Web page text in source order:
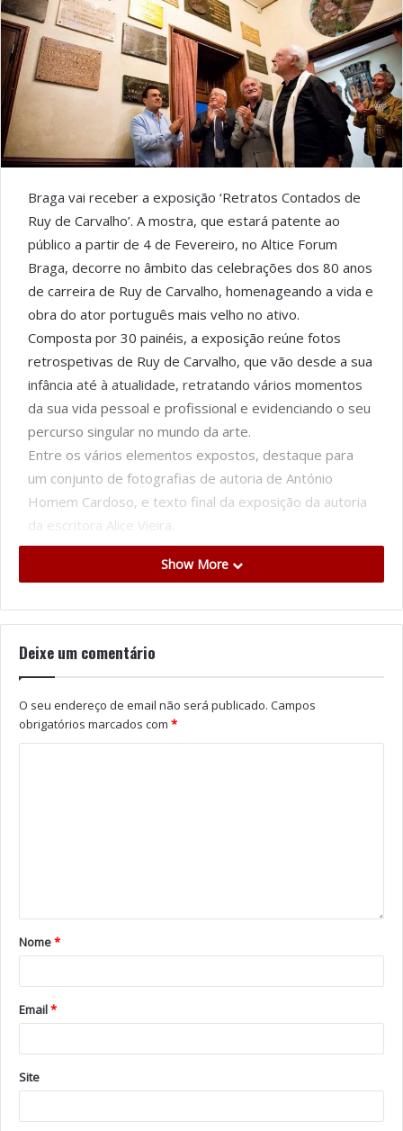
Braga vai receber a exposição ‘Retratos Contados de
Ruy de Carvalho’. A mostra, que estará patente ao
público a partir de 4 de Fevereiro, no Altice Forum
Braga, decorre no âmbito das celebrações dos 80 anos
de carreira de Ruy de Carvalho, homenageando a vida e
obra do ator português mais velho no ativo.
Composta por 30 painéis, a exposição reúne fotos
retrospetivas de Ruy de Carvalho, que vão desde a sua
infância até à atualidade, retratando vários momentos
da sua vida pessoal e profissional e evidenciando o seu
percurso singular no mundo da arte.
Entre os vários elementos expostos, destaque para
um conjunto de fotografias de autoria de António
Homem Cardoso, e texto final da exposição da autoria
da escritora Alice Vieira.
Prestes a completar 96 anos de idade, o carismático
ator estará presente na inauguração da exposição,
Ruy de Carvalho, num momento de interação com o
Foto: Arquivo
Show More
Deixe um comentário
O seu endereço de email não será publicado. Campos
obrigatórios marcados com *
Nome*
Email*
Site